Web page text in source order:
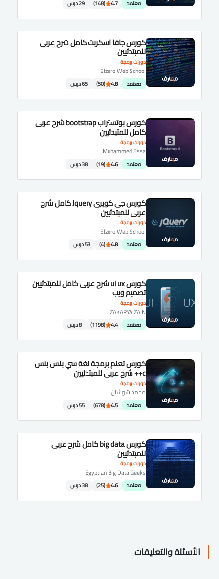
معتمد 4.7
(148) 29 درس
دورات برمجة
كورس جافا اسكربت كامل شرح عربى
للمبتدئيين
Elzero Web School
معتمد 4.8
(50) 65 درس
دورات برمجة
كورس بوتستراب bootstrap شرح عربى
كامل للمتبدئيين
Muhammed Essa
معتمد 4.6
(19) 38 درس
دورات برمجة
كورس جى كويرى Jquery كامل شرح
عربى للمبتدئيين
Elzero Web School
معتمد 4.8
(4) 53 درس
دورات برمجة
كورس ui ux شرح عربى كامل للمبتدئيين
تصميم ويب
ZAKARYA ZAIN
معتمد 4.4
(1198) 8 درس
دورات برمجة
كورس تعلم برمجة لغة سي بلس بلس
c++ شرح عربى للمبتدئيين
محمد شوشان
معتمد 4.5
(678) 55 درس
دورات برمجة
كورس big data كامل شرح عربى
للمبتدئيين
Egyptian Big Data Geeks
معتمد 4.6
(25) 38 درس
الأسئلة والتعليقات